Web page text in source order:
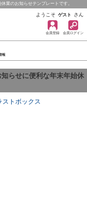
業のお知らせテンプレートです。
ようこそ ゲスト さん
会員登録 会員ログイン
報
らせに便利な年末年始休
ストボックス